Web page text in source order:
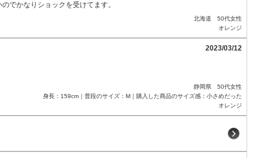
でかなりショックを受けてます。
北海道 50代女性
オレンジ
2023/03/12
静岡県 50代女性
身長：159cm｜普段のサイズ：M｜購入した商品のサイズ感：小さめだった
オレンジ